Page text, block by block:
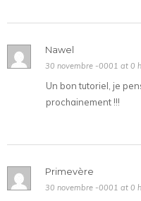
Nawel
30 novembre -0001 at 0
Un bon tutoriel, je
prochainement !!!
Primevère
30 novembre -0001 at 0